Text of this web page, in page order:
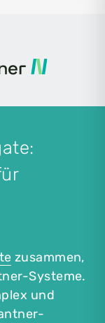
zusammen,
Systeme.
und